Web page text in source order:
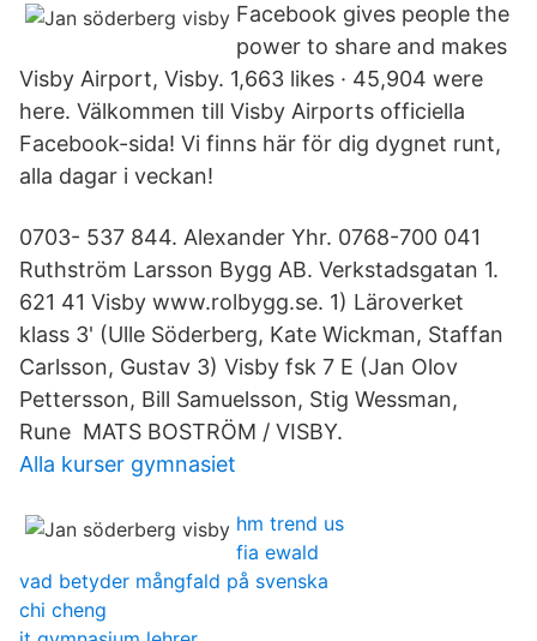
Facebook gives people the
power to share and makes
Visby Airport, Visby. 1,663 likes · 45,904 were
here. Välkommen till Visby Airports officiella
Facebook-sida! Vi finns här för dig dygnet runt,
alla dagar i veckan!
0703- 537 844. Alexander Yhr. 0768-700 041
Ruthström Larsson Bygg AB. Verkstadsgatan 1.
621 41 Visby www.rolbygg.se. 1) Läroverket
klass 3' (Ulle Söderberg, Kate Wickman, Staffan
Carlsson, Gustav 3) Visby fsk 7 E (Jan Olov
Pettersson, Bill Samuelsson, Stig Wessman,
Rune MATS BOSTRÖM / VISBY.
Alla kurser gymnasiet
hm trend us
fia ewald
vad betyder mångfald på svenska
chi cheng